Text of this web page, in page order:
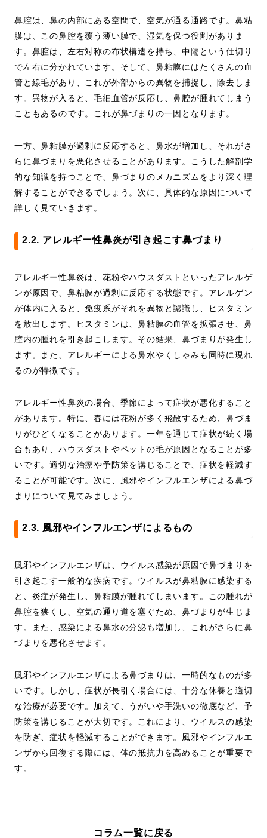
鼻腔は、鼻の内部にある空間で、空気が通る通路です。鼻粘
膜は、この鼻腔を覆う薄い膜で、湿気を保つ役割がありま
す。鼻腔は、左右対称の布状構造を持ち、中隔という仕切り
で左右に分かれています。そして、鼻粘膜にはたくさんの血
管と線毛があり、これが外部からの異物を捕捉し、除去しま
す。異物が入ると、毛細血管が反応し、鼻腔が腫れてしまう
こともあるのです。これが鼻づまりの一因となります。
一方、鼻粘膜が過剰に反応すると、鼻水が増加し、それがさ
らに鼻づまりを悪化させることがあります。こうした解剖学
的な知識を持つことで、鼻づまりのメカニズムをより深く理
解することができるでしょう。次に、具体的な原因について
詳しく見ていきます。
2.2. アレルギー性鼻炎が引き起こす鼻づまり
アレルギー性鼻炎は、花粉やハウスダストといったアレルゲ
ンが原因で、鼻粘膜が過剰に反応する状態です。アレルゲン
が体内に入ると、免疫系がそれを異物と認識し、ヒスタミン
を放出します。ヒスタミンは、鼻粘膜の血管を拡張させ、鼻
腔内の腫れを引き起こします。その結果、鼻づまりが発生し
ます。また、アレルギーによる鼻水やくしゃみも同時に現れ
るのが特徴です。
アレルギー性鼻炎の場合、季節によって症状が悪化すること
があります。特に、春には花粉が多く飛散するため、鼻づま
りがひどくなることがあります。一年を通じて症状が続く場
合もあり、ハウスダストやペットの毛が原因となることが多
いです。適切な治療や予防策を講じることで、症状を軽減す
ることが可能です。次に、風邪やインフルエンザによる鼻づ
まりについて見てみましょう。
2.3. 風邪やインフルエンザによるもの
風邪やインフルエンザは、ウイルス感染が原因で鼻づまりを
引き起こす一般的な疾病です。ウイルスが鼻粘膜に感染する
と、炎症が発生し、鼻粘膜が腫れてしまいます。この腫れが
鼻腔を狭くし、空気の通り道を塞ぐため、鼻づまりが生じま
す。また、感染による鼻水の分泌も増加し、これがさらに鼻
づまりを悪化させます。
風邪やインフルエンザによる鼻づまりは、一時的なものが多
いです。しかし、症状が長引く場合には、十分な休養と適切
な治療が必要です。加えて、うがいや手洗いの徹底など、予
防策を講じることが大切です。これにより、ウイルスの感染
を防ぎ、症状を軽減することができます。風邪やインフルエ
ンザから回復する際には、体の抵抗力を高めることが重要で
す。
コラム一覧に戻る